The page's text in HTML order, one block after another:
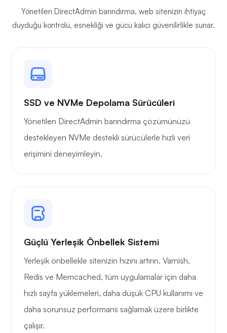
Plex
Tel koruma
Merak etmek
Yönetilen DirectAdmin barındırma, web sitenizin ihtiyaç
duyduğu kontrolü, esnekliği ve gücü kalıcı güvenilirlikle sunar.
SSD ve NVMe Depolama Sürücüleri
Yönetilen DirectAdmin barındırma çözümünüzü
destekleyen NVMe destekli sürücülerle hızlı veri
erişimini deneyimleyin.
Güçlü Yerleşik Önbellek Sistemi
Yerleşik önbellekle sitenizin hızını artırın. Varnish,
Redis ve Memcached, tüm uygulamalar için daha
hızlı sayfa yüklemeleri, daha düşük CPU kullanımı ve
daha sorunsuz performans sağlamak üzere birlikte
çalışır.